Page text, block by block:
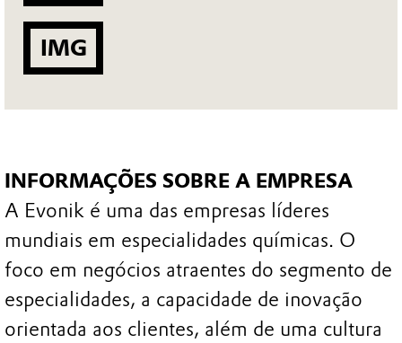
IMG
INFORMAÇÕES SOBRE A EMPRESA
A Evonik é uma das empresas líderes
mundiais em especialidades químicas. O
foco em negócios atraentes do segmento de
especialidades, a capacidade de inovação
orientada aos clientes, além de uma cultura